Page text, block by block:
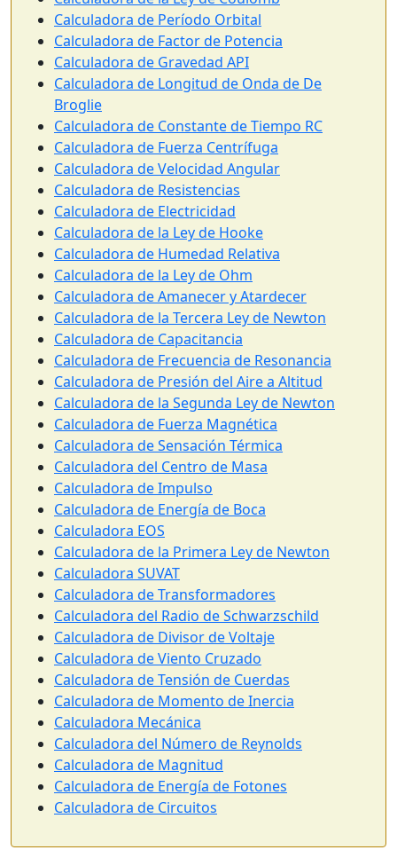
Calculadora de Período Orbital
Calculadora de Factor de Potencia
Calculadora de Gravedad API
Calculadora de Longitud de Onda de De
Broglie
Calculadora de Constante de Tiempo RC
Calculadora de Fuerza Centrífuga
Calculadora de Velocidad Angular
Calculadora de Resistencias
Calculadora de Electricidad
Calculadora de la Ley de Hooke
Calculadora de Humedad Relativa
Calculadora de la Ley de Ohm
Calculadora de Amanecer y Atardecer
Calculadora de la Tercera Ley de Newton
Calculadora de Capacitancia
Calculadora de Frecuencia de Resonancia
Calculadora de Presión del Aire a Altitud
Calculadora de la Segunda Ley de Newton
Calculadora de Fuerza Magnética
Calculadora de Sensación Térmica
Calculadora del Centro de Masa
Calculadora de Impulso
Calculadora de Energía de Boca
Calculadora EOS
Calculadora de la Primera Ley de Newton
Calculadora SUVAT
Calculadora de Transformadores
Calculadora del Radio de Schwarzschild
Calculadora de Divisor de Voltaje
Calculadora de Viento Cruzado
Calculadora de Tensión de Cuerdas
Calculadora de Momento de Inercia
Calculadora Mecánica
Calculadora del Número de Reynolds
Calculadora de Magnitud
Calculadora de Energía de Fotones
Calculadora de Circuitos